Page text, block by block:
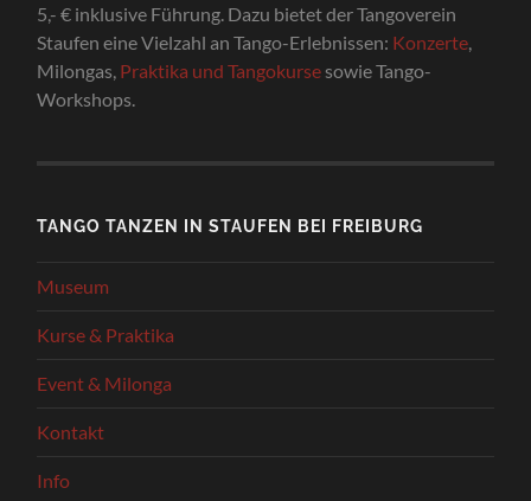
5,- € inklusive Führung. Dazu bietet der Tangoverein
Staufen eine Vielzahl an Tango-Erlebnissen: Konzerte
Milongas, Praktika und Tangokurse sowie Tango-
Workshops.
TANGO TANZEN IN STAUFEN BEI FREIBURG
Museum
Kurse & Praktika
Event & Milonga
Kontakt
Info